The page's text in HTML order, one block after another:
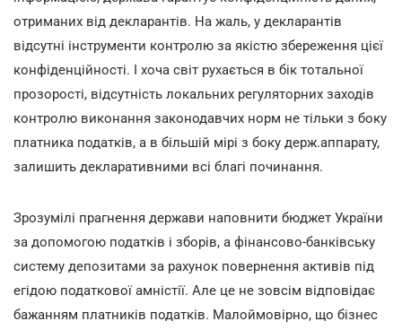
отриманих від декларантів. На жаль, у декларантів
відсутні інструменти контролю за якістю збереження цієї
конфіденційності. І хоча світ рухається в бік тотальної
прозорості, відсутність локальних регуляторних заходів
контролю виконання законодавчих норм не тільки з боку
платника податків, а в більшій мірі з боку держ.аппарату,
залишить декларативними всі благі починання.
Зрозумілі прагнення держави наповнити бюджет України
за допомогою податків і зборів, а фінансово-банківську
систему депозитами за рахунок повернення активів під
егідою податкової амністії. Але це не зовсім відповідає
бажанням платників податків. Малоймовірно, що бізнес